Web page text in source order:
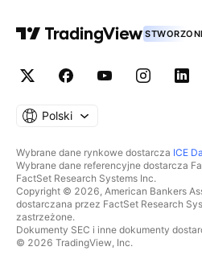
Polski
Wybrane dane rynkowe dostarcza ICE
Wybrane dane referencyjne dostarcza
FactSet Research Systems Inc.
Copyright © 2026, American Bankers
dostarczana przez FactSet Research
zastrzeżone.
Dokumenty SEC i inne dokumenty
© 2026 TradingView, Inc.